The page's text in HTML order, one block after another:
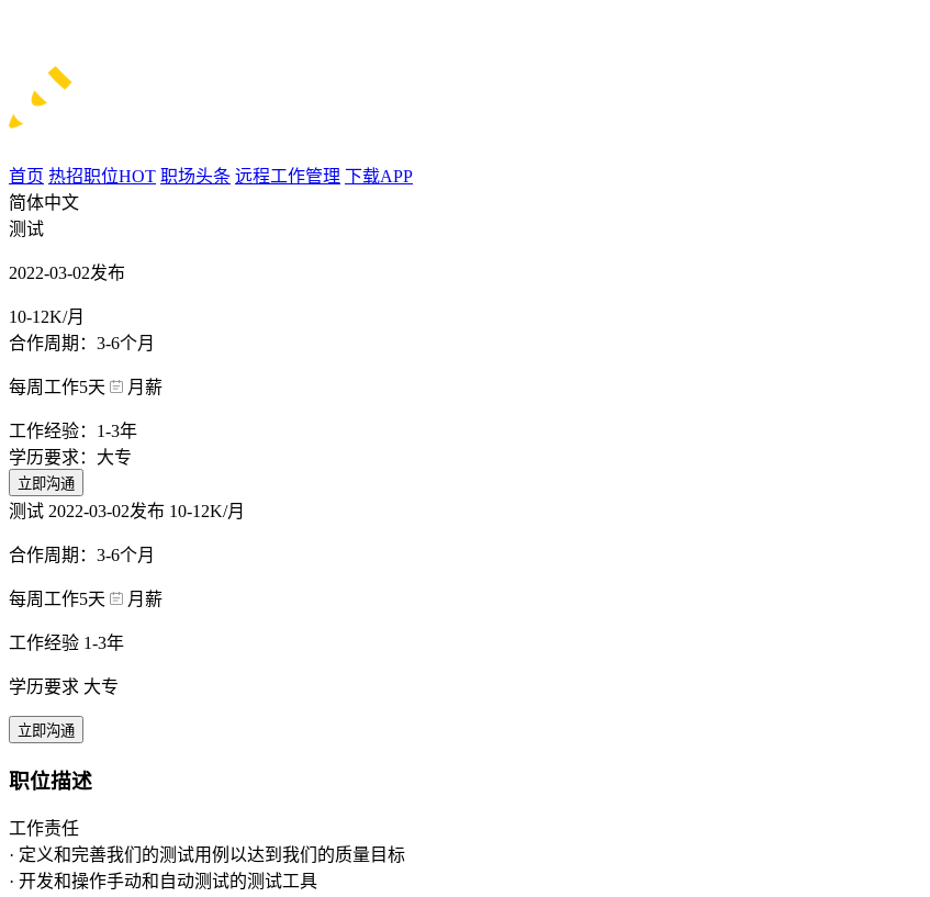
首页 热招职位HOT 职场头条 远程工作管理 下载APP
简体中文
测试
2022-03-02发布
10-12K/月
合作周期：3-6个月
每周工作5天 月薪
工作经验：1-3年
学历要求：大专
立即沟通
测试 2022-03-02发布 10-12K/月
合作周期：3-6个月
每周工作5天 月薪
工作经验 1-3年
学历要求 大专
立即沟通
职位描述
工作责任
· 定义和完善我们的测试用例以达到我们的质量目标
· 开发和操作手动和自动测试的测试工具